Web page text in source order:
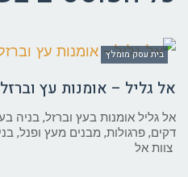
בית עסק מומלץ
אל גליל – אומנות עץ וברזל
אל גליל אומנות בעץ וברזל, בניה
דקים, פרגולות, מבנים מעץ ופנל,
צוות אל